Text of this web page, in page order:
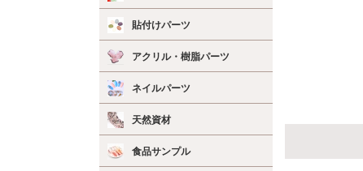
貼付けパーツ
アクリル・樹脂パーツ
ネイルパーツ
天然資材
食品サンプル